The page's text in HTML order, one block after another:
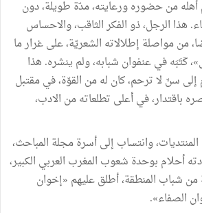
أهلهمنحضورهورعايته،مدّة طويلة،دون
. هذا الرجل،ذوالفكرالثاقب،والاحساس
منمواصلة إطلالاته الشعريّة،علىغرارما
»،كَتَبَهفيعنفوان شبابه،ولم ينشره. هذا
إلى سنّ لاترحم،كان لهمن القوّة،فيمقتبل
باقتدار،فيأعلى تطلعاتهمن الادب،
المنتديات،وانتساب إلىأسرةمجلة المباحث،
أحلام بوحدة شعوب المغرب العربي الكبير،
من شباب المنطقة،أطلقعليهم «إخوان
الصفاء»
.